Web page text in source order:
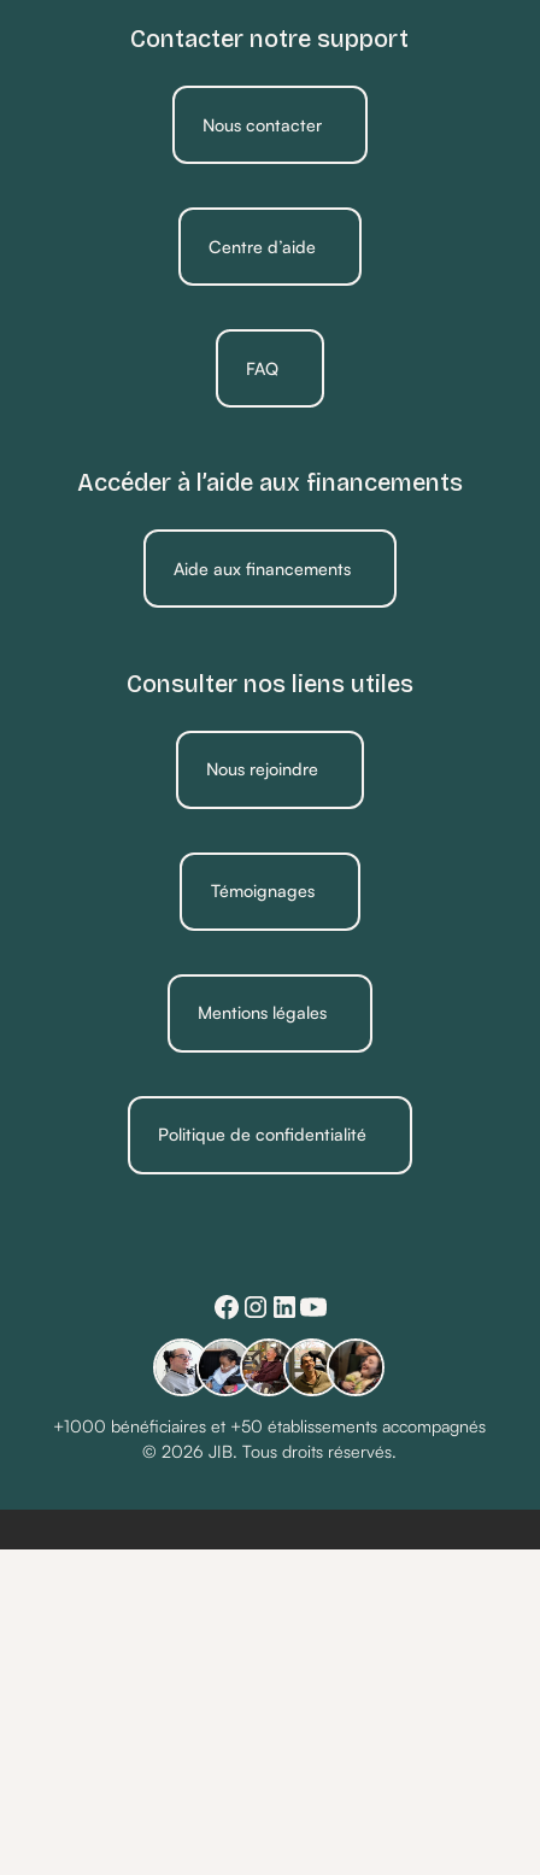
Contacter notre support
Nous contacter
Centre d’aide
FAQ
Accéder à l’aide aux financements
Aide aux financements
Consulter nos liens utiles
Nous rejoindre
Témoignages
Mentions légales
Politique de confidentialité
© 2026 JIB. Tous droits réservés.
+1000 bénéficiaires et +50 établissements accompagnés